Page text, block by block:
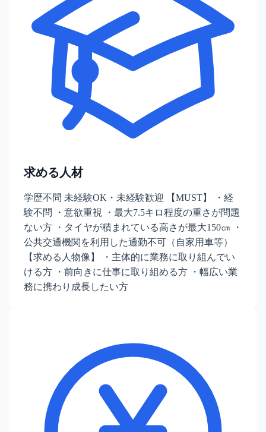
求める人材
学歴不問 未経験OK・未経験歓迎 【MUST】 ・経
験不問 ・意欲重視 ・最大7.5キロ程度の重さが問題
ない方 ・タイヤが積まれている高さが最大150㎝ ・
公共交通機関を利用した通勤不可（自家用車等）
【求める人物像】 ・主体的に業務に取り組んでい
ける方 ・前向きに仕事に取り組める方 ・幅広い業
務に携わり成長したい方